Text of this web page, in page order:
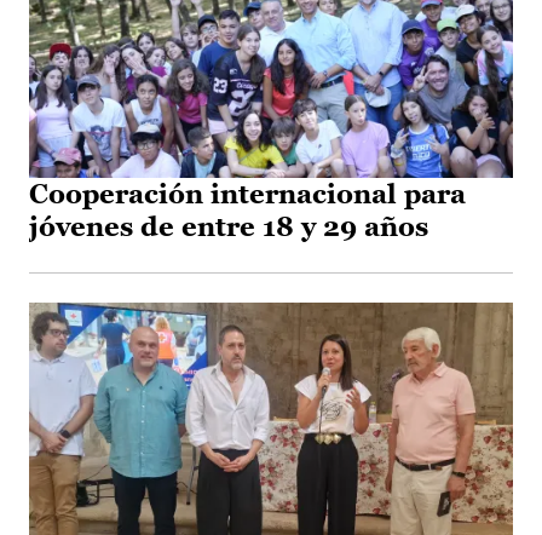
Cooperación internacional para
jóvenes de entre 18 y 29 años